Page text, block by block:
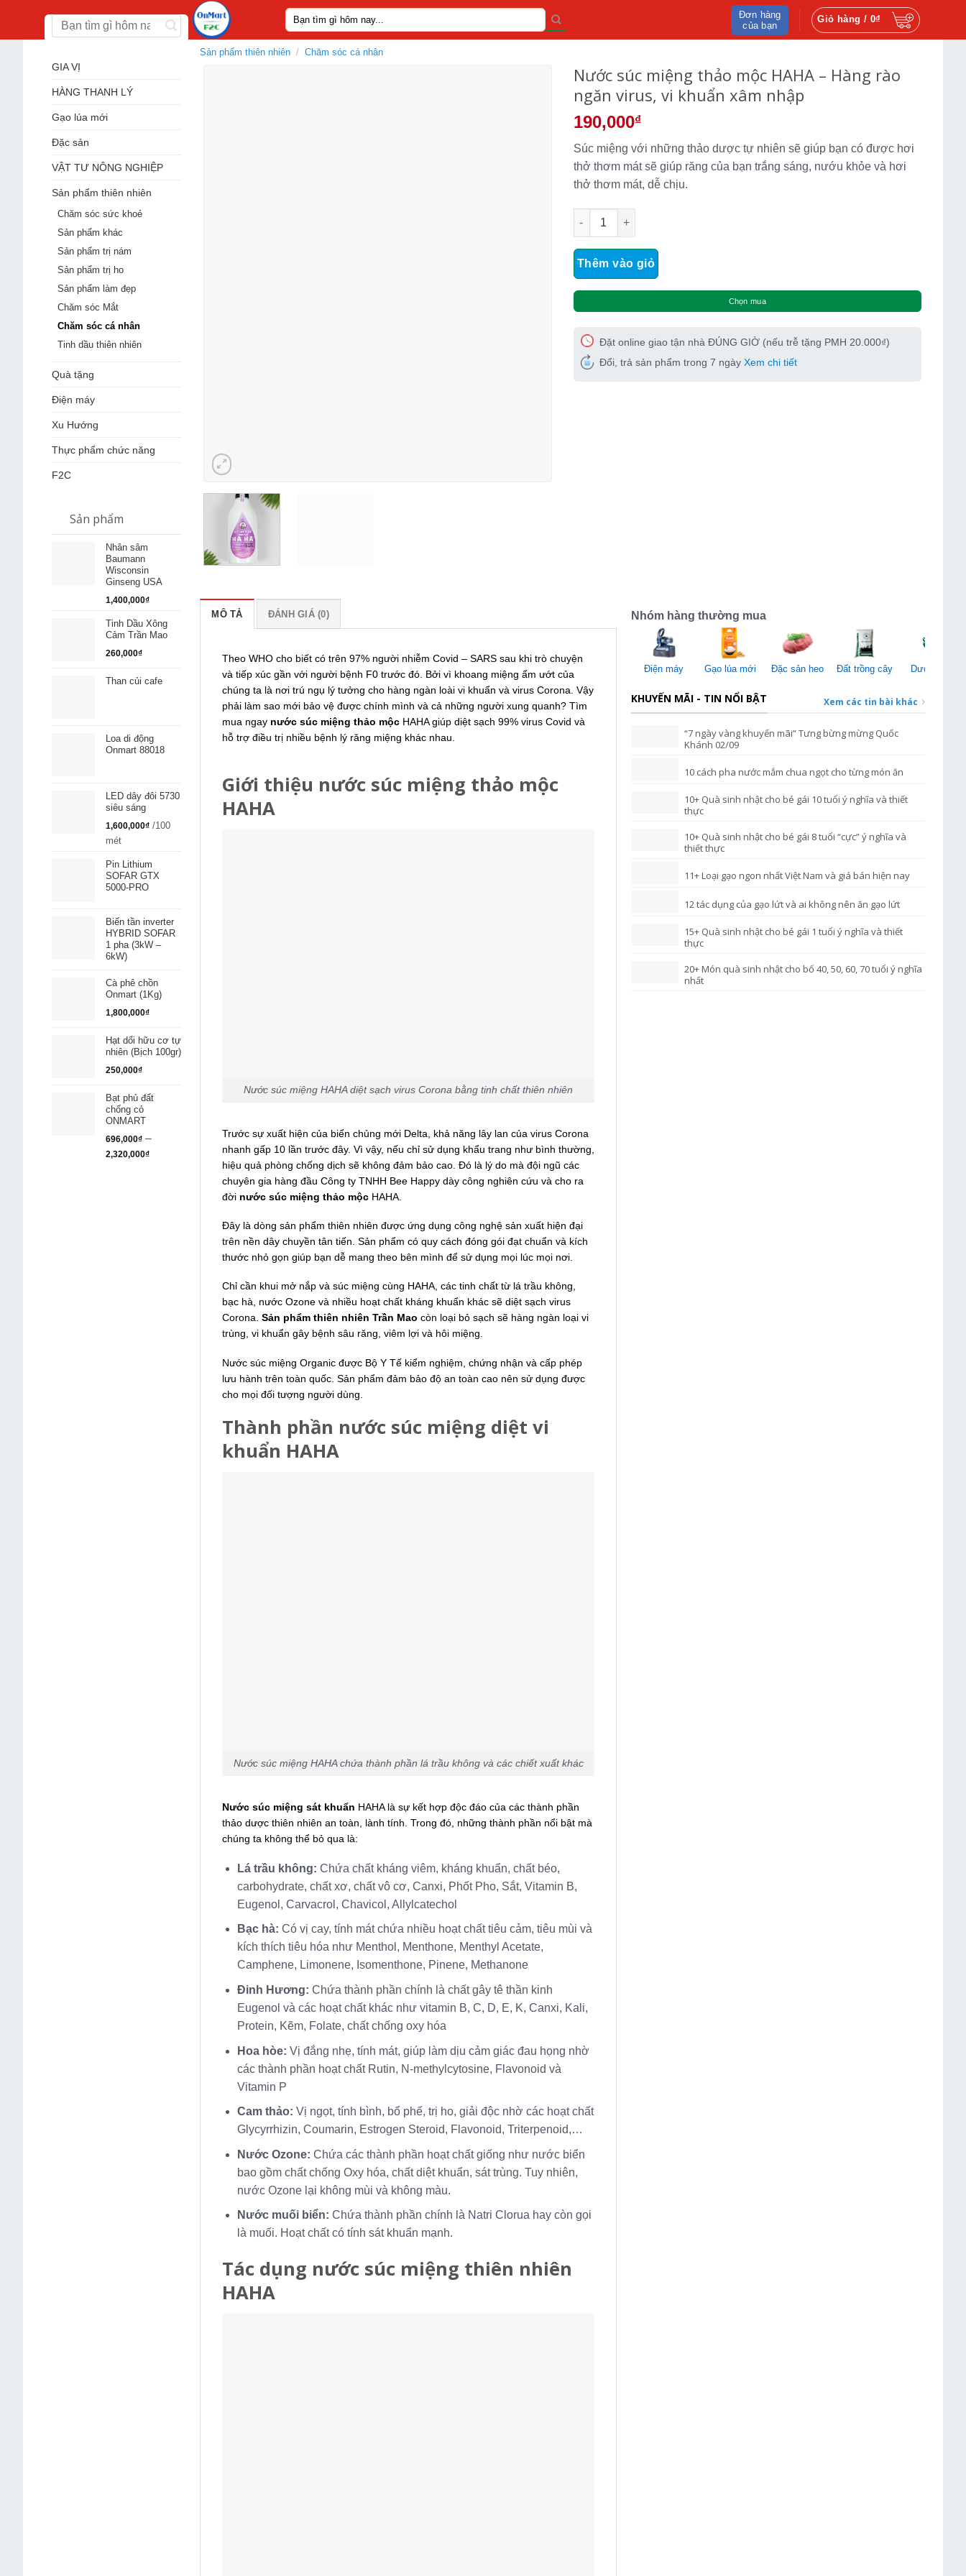
Tìm
kiếm:
Đơn hàng
của bạn
Giỏ hàng / 0₫
GIA VỊ
HÀNG THANH LÝ
Gạo lúa mới
Đặc sản
VẬT TƯ NÔNG NGHIỆP
Sản phẩm thiên nhiên
Chăm sóc sức khoẻ
Sản phẩm khác
Sản phẩm trị nám
Sản phẩm trị ho
Sản phẩm làm đẹp
Chăm sóc Mắt
Chăm sóc cá nhân
Tinh dầu thiên nhiên
Quà tặng
Điện máy
Xu Hướng
Thực phẩm chức năng
F2C
Sản phẩm
Nhân sâm
Baumann
Wisconsin
Ginseng USA
1,400,000₫
Tinh Dầu Xông
Cảm Trần Mao
260,000₫
Than củi cafe
Loa di động
Onmart 88018
LED dây đôi 5730
siêu sáng
1,600,000₫ /100
mét
Pin Lithium
SOFAR GTX
5000-PRO
Biến tần inverter
HYBRID SOFAR
1 pha (3kW –
6kW)
Cà phê chồn
Onmart (1Kg)
1,800,000₫
Hạt dổi hữu cơ tự
nhiên (Bịch 100gr)
250,000₫
Bạt phủ đất
chống cỏ
ONMART
696,000₫ –
2,320,000₫
Sản phẩm thiên nhiên / Chăm sóc cá nhân
Nước súc miệng thảo mộc HAHA – Hàng rào
ngăn virus, vi khuẩn xâm nhập
190,000₫
Súc miệng với những thảo dược tự nhiên sẽ giúp bạn có được hơi
thở thơm mát sẽ giúp răng của bạn trắng sáng, nướu khỏe và hơi
thở thơm mát, dễ chịu.
Nước súc miệng thảo mộc HAHA - Hàng rào ngăn virus, vi khuẩn xâm nhập số
Thêm vào giỏ
Chọn mua
Đặt online giao tận nhà ĐÚNG GIỜ (nếu trễ tặng PMH 20.000₫)
Đổi, trả sản phẩm trong 7 ngày Xem chi tiết
MÔ TẢ ĐÁNH GIÁ (0)
Theo WHO cho biết có trên 97% người nhiễm Covid – SARS sau khi trò chuyện
và tiếp xúc gần với người bệnh F0 trước đó. Bởi vì khoang miệng ẩm ướt của
chúng ta là nơi trú ngụ lý tưởng cho hàng ngàn loài vi khuẩn và virus Corona. Vậy
phải làm sao mới bảo vệ được chính mình và cả những người xung quanh? Tìm
mua ngay nước súc miệng thảo mộc HAHA giúp diệt sạch 99% virus Covid và
hỗ trợ điều trị nhiều bệnh lý răng miệng khác nhau.
Giới thiệu nước súc miệng thảo mộc
HAHA
Nước súc miệng HAHA diệt sạch virus Corona bằng tinh chất thiên nhiên
Trước sự xuất hiện của biến chủng mới Delta, khả năng lây lan của virus Corona
nhanh gấp 10 lần trước đây. Vì vậy, nếu chỉ sử dụng khẩu trang như bình thường,
hiệu quả phòng chống dịch sẽ không đảm bảo cao. Đó là lý do mà đội ngũ các
chuyên gia hàng đầu Công ty TNHH Bee Happy dày công nghiên cứu và cho ra
đời nước súc miệng thảo mộc HAHA.
Đây là dòng sản phẩm thiên nhiên được ứng dụng công nghệ sản xuất hiện đại
trên nền dây chuyền tân tiến. Sản phẩm có quy cách đóng gói đạt chuẩn và kích
thước nhỏ gọn giúp bạn dễ mang theo bên mình để sử dụng mọi lúc mọi nơi.
Chỉ cần khui mở nắp và súc miệng cùng HAHA, các tinh chất từ lá trầu không,
bạc hà, nước Ozone và nhiều hoạt chất kháng khuẩn khác sẽ diệt sạch virus
Corona.Sản phẩm thiên nhiên Trần Maocòn loại bỏ sạch sẽ hàng ngàn loại vi
trùng, vi khuẩn gây bệnh sâu răng, viêm lợi và hôi miệng.
Nước súc miệng Organic được Bộ Y Tế kiểm nghiệm, chứng nhận và cấp phép
lưu hành trên toàn quốc. Sản phẩm đảm bảo độ an toàn cao nên sử dụng được
cho mọi đối tượng người dùng.
Thành phần nước súc miệng diệt vi
khuẩn HAHA
Nước súc miệng HAHA chứa thành phần lá trầu không và các chiết xuất khác
Nước súc miệng sát khuẩn HAHA là sự kết hợp độc đáo của các thành phần
thảo dược thiên nhiên an toàn, lành tính. Trong đó, những thành phần nổi bật mà
chúng ta không thể bỏ qua là:
Lá trầu không:Chứa chất kháng viêm, kháng khuẩn, chất béo,
carbohydrate, chất xơ, chất vô cơ, Canxi, Phốt Pho, Sắt, Vitamin B,
Eugenol, Carvacrol, Chavicol, Allylcatechol
Bạc hà: Có vị cay, tính mát chứa nhiều hoạt chất tiêu cảm, tiêu mùi và
kích thích tiêu hóa như Menthol, Menthone, Menthyl Acetate,
Camphene, Limonene, Isomenthone, Pinene, Methanone
Đinh Hương:Chứa thành phần chính là chất gây tê thần kinh
Eugenol và các hoạt chất khác như vitamin B, C, D, E, K, Canxi, Kali,
Protein, Kẽm, Folate, chất chống oxy hóa
Hoa hòe: Vị đắng nhẹ, tính mát, giúp làm dịu cảm giác đau họng nhờ
các thành phần hoạt chất Rutin, N-methylcytosine, Flavonoid và
Vitamin P
Cam thảo: Vị ngọt, tính bình, bổ phế, trị ho, giải độc nhờ các hoạt chất
Glycyrrhizin, Coumarin, Estrogen Steroid, Flavonoid, Triterpenoid,…
Nước Ozone:Chứa các thành phần hoạt chất giống như nước biển
bao gồm chất chống Oxy hóa, chất diệt khuẩn, sát trùng. Tuy nhiên,
nước Ozone lại không mùi và không màu.
Nước muối biển: Chứa thành phần chính là Natri Clorua hay còn gọi
là muối. Hoạt chất có tính sát khuẩn mạnh.
Tác dụng nước súc miệng thiên nhiên
HAHA
Nhóm hàng thường mua
Điện máy Gạo lúa mới Đặc sản heo Đất trồng cây Dược liệu
KHUYẾN MÃI - TIN NỔI BẬT Xem các tin bài khác
“7 ngày vàng khuyến mãi” Tưng bừng mừng Quốc
Khánh 02/09
10 cách pha nước mắm chua ngọt cho từng món ăn
10+ Quà sinh nhật cho bé gái 10 tuổi ý nghĩa và thiết
thực
10+ Quà sinh nhật cho bé gái 8 tuổi “cực” ý nghĩa và
thiết thực
11+ Loại gạo ngon nhất Việt Nam và giá bán hiện nay
12 tác dụng của gạo lứt và ai không nên ăn gạo lứt
15+ Quà sinh nhật cho bé gái 1 tuổi ý nghĩa và thiết
thực
20+ Món quà sinh nhật cho bố 40, 50, 60, 70 tuổi ý nghĩa
nhất